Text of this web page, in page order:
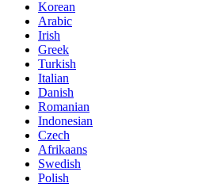
Korean
Arabic
Irish
Greek
Turkish
Italian
Danish
Romanian
Indonesian
Czech
Afrikaans
Swedish
Polish